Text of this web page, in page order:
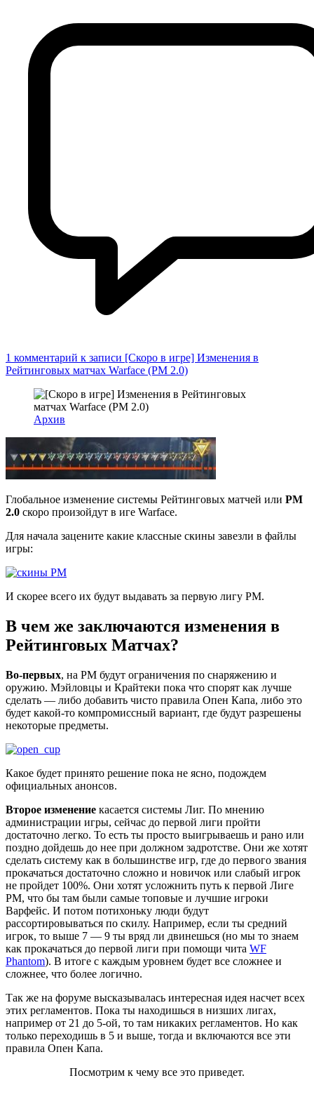
1 комментарий к записи [Скоро в игре] Изменения в
Рейтинговых матчах Warface (РМ 2.0)
Архив
Глобальное изменение системы Рейтинговых матчей или РМ
2.0 скоро произойдут в иге Warface.
Для начала зацените какие классные скины завезли в файлы
игры:
И скорее всего их будут выдавать за первую лигу РМ.
В чем же заключаются изменения в
Рейтинговых Матчах?
Во-первых, на РМ будут ограничения по снаряжению и
оружию. Мэйловцы и Крайтеки пока что спорят как лучше
сделать — либо добавить чисто правила Опен Капа, либо это
будет какой-то компромиссный вариант, где будут разрешены
некоторые предметы.
Какое будет принято решение пока не ясно, подождем
официальных анонсов.
Второе изменение касается системы Лиг. По мнению
администрации игры, сейчас до первой лиги пройти
достаточно легко. То есть ты просто выигрываешь и рано или
поздно дойдешь до нее при должном задротстве. Они же хотят
сделать систему как в большинстве игр, где до первого звания
прокачаться достаточно сложно и новичок или слабый игрок
не пройдет 100%. Они хотят усложнить путь к первой Лиге
РМ, что бы там были самые топовые и лучшие игроки
Варфейс. И потом потихоньку люди будут
рассортировываться по скилу. Например, если ты средний
игрок, то выше 7 — 9 ты вряд ли двинешься (но мы то знаем
как прокачаться до первой лиги при помощи чита WF
Phantom). В итоге с каждым уровнем будет все сложнее и
сложнее, что более логично.
Так же на форуме высказывалась интересная идея насчет всех
этих регламентов. Пока ты находишься в низших лигах,
например от 21 до 5-ой, то там никаких регламентов. Но как
только переходишь в 5 и выше, тогда и включаются все эти
правила Опен Капа.
Посмотрим к чему все это приведет.